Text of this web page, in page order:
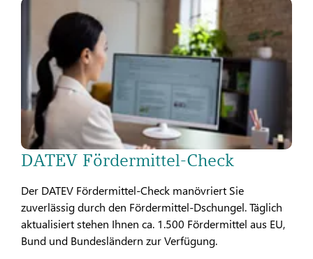
DATEV Fördermittel-Check
Der DATEV Fördermittel-Check manövriert Sie
zuverlässig durch den Fördermittel-Dschungel. Täglich
aktualisiert stehen Ihnen ca. 1.500 Fördermittel aus EU,
Bund und Bundesländern zur Verfügung.